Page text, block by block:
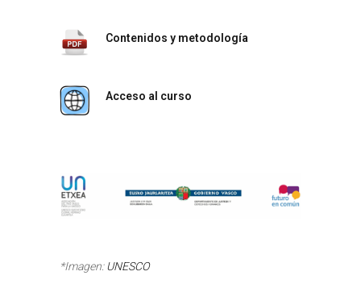
Contenidos y metodología
Acceso al curso
*Imagen:UNESCO